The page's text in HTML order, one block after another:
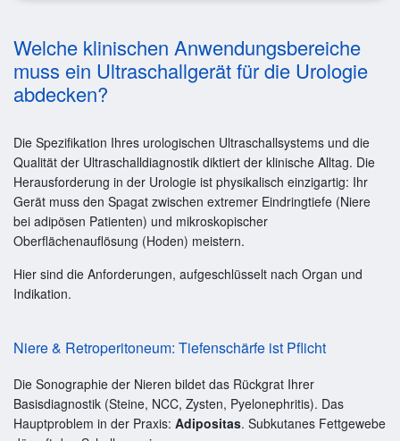
Welche klinischen Anwendungsbereiche
muss ein Ultraschallgerät für die Urologie
abdecken?
Die Spezifikation Ihres urologischen Ultraschallsystems und die
Qualität der Ultraschalldiagnostik diktiert der klinische Alltag. Die
Herausforderung in der Urologie ist physikalisch einzigartig: Ihr
Gerät muss den Spagat zwischen extremer Eindringtiefe (Niere
bei adipösen Patienten) und mikroskopischer
Oberflächenauflösung (Hoden) meistern.
Hier sind die Anforderungen, aufgeschlüsselt nach Organ und
Indikation.
Niere & Retroperitoneum: Tiefenschärfe ist Pflicht
Die Sonographie der Nieren bildet das Rückgrat Ihrer
Basisdiagnostik (Steine, NCC, Zysten, Pyelonephritis). Das
Hauptproblem in der Praxis: Adipositas. Subkutanes Fettgewebe